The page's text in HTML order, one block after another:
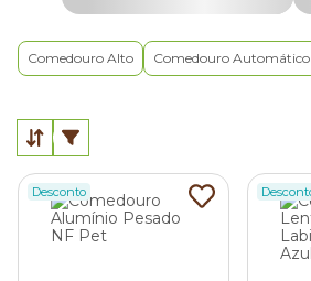
ou cerâmica, os recipientes possuem
que facilita o acesso do animal ao
importantes?
Embora muita gente ainda subestime
acessório no dia a dia, os
importante e podem melhorar a
cães.
Comedouro Alto Comedouro Automático
Desconto